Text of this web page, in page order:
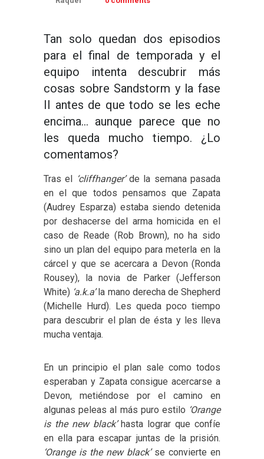
Tan solo quedan dos episodios
para el final de temporada y el
equipo intenta descubrir más
cosas sobre Sandstorm y la fase
II antes de que todo se les eche
encima… aunque parece que no
les queda mucho tiempo. ¿Lo
comentamos?
Tras el ‘cliffhanger’de la semana pasada
en el que todos pensamos que Zapata
(Audrey Esparza) estaba siendo detenida
por deshacerse del arma homicida en el
caso de Reade (Rob Brown), no ha sido
sino un plan del equipo para meterla en la
cárcel y que se acercara a Devon (Ronda
Rousey), la novia de Parker (Jefferson
White) ‘a.k.a’la mano derecha de Shepherd
(Michelle Hurd). Les queda poco tiempo
para descubrir el plan de ésta y les lleva
mucha ventaja.
En un principio el plan sale como todos
esperaban y Zapata consigue acercarse a
Devon, metiéndose por el camino en
algunas peleas al más puro estilo ‘Orange
is the new black’hasta lograr que confíe
en ella para escapar juntas de la prisión.
‘Orange is the new black’se convierte en